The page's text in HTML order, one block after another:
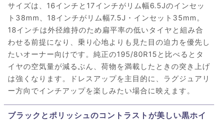
サイズは、16インチと17インチがリム幅6.5Jのインセッ
ト38mm、18インチがリム幅7.5J・インセット35mm。
18インチは外径維持のため扁平率の低いタイヤと組み合
わせる前提になり、乗り心地よりも見た目の迫力を優先し
たいオーナー向けです。純正の195/80R15と比べるとタ
イヤの空気量が減るぶん、荷物を満載したときの突き上げ
は強くなります。ドレスアップを主目的に、ラグジュアリ
ー方向でインチアップを楽しみたい場合に映えます。
ブラックとポリッシュのコントラストが美しい黒ホイ